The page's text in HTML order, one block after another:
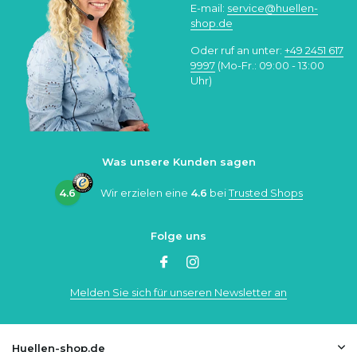
E-mail: service@huellen-
shop.de
Oder ruf an unter: +49 2451 617
9997 (Mo-Fr.: 09:00 - 13:00
Uhr)
Was unsere Kunden sagen
4.6 Wir erzielen eine 4.6 beiTrusted Shops
Folge uns
Melden Sie sich für unseren Newsletter an
Huellen-shop.de